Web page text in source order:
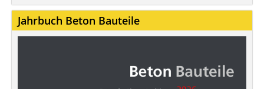
Jahrbuch Beton Bauteile